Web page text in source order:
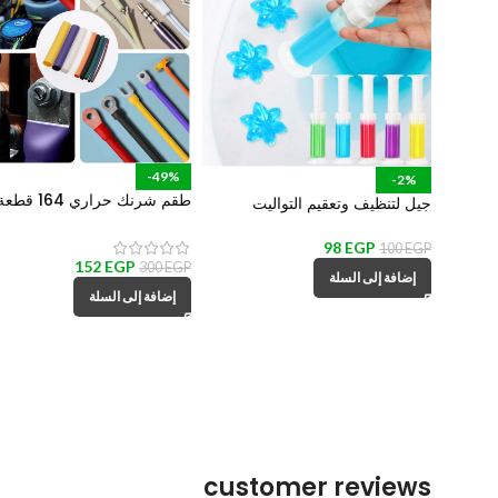
-2%
جيل لتنظيف وتعقيم التواليت
100EGP
98 EGP
إضافة إلى السلة
-49%
طقم شرنك حراري 164
والكابلات والحفاظ عليها من
300EGP
152 EGP
إضافة إلى السلة
customer reviews